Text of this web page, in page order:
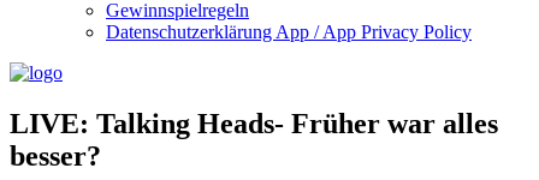
Gewinnspielregeln
Datenschutzerklärung App / App Privacy Policy
LIVE: Talking Heads- Früher war alles
besser?